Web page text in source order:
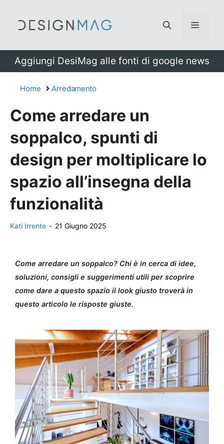
Menu
Aggiungi DesiMag alle fonti di google news
Home Arredamento
Come arredare un
soppalco, spunti di
design per moltiplicare lo
spazio all’insegna della
funzionalità
Kati Irrente - 21 Giugno 2025
Come arredare un soppalco? Chi è in cerca di idee,
soluzioni, consigli e suggerimenti utili per scoprire
come dare a questo spazio il look giusto troverà in
questo articolo le risposte giuste.